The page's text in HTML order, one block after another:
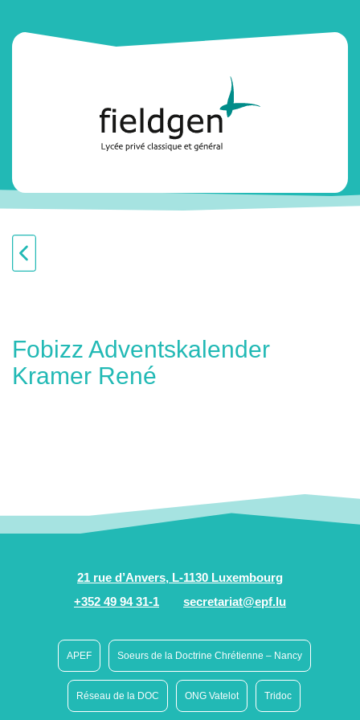
Fobizz Adventskalender
Kramer René
21 rue d’Anvers, L-1130 Luxembourg
+352 49 94 31-1
secretariat@epf.lu
APEF Soeurs de la Doctrine Chrétienne – Nancy
Réseau de la DOC ONG Vatelot Tridoc